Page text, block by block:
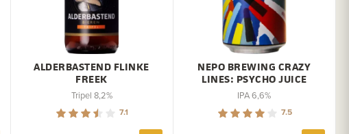
ALDERBASTEND FLINKE
FREEK
Tripel 8,2%
7.1
NEPO BREWING CRAZY
LINES: PSYCHO JUICE
IPA 6,6%
7.5